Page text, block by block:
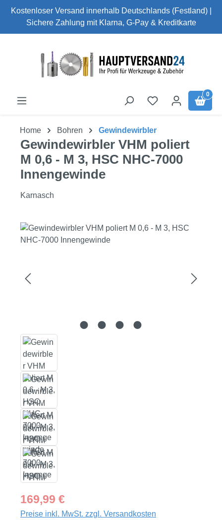
Zum Hauptinhalt springen
Kostenloser Versand innerhalb Deutschlands (Festland) |
Sichere Zahlung mit Klarna, G-Pay & Kreditkarte
0
Home Bohren Gewindewirbler
Gewindewirbler VHM poliert
M 0,6 - M 3, HSC NHC-7000
Innengewinde
Karnasch
Bildergalerie überspringen
Regulärer Preis:
169,99 €
Preise inkl. MwSt. zzgl. Versandkosten